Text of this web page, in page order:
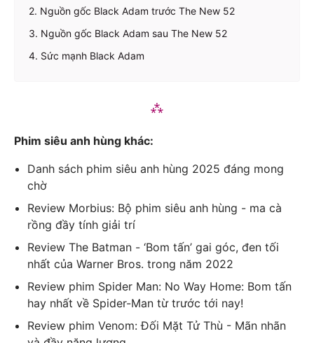
2. Nguồn gốc Black Adam trước The New 52
3. Nguồn gốc Black Adam sau The New 52
4. Sức mạnh Black Adam
Phim siêu anh hùng khác:
Danh sách phim siêu anh hùng 2025 đáng mong
chờ
Review Morbius: Bộ phim siêu anh hùng - ma cà
rồng đầy tính giải trí
Review The Batman - ‘Bom tấn’ gai góc, đen tối
nhất của Warner Bros. trong năm 2022
Review phim Spider Man: No Way Home: Bom tấn
hay nhất về Spider-Man từ trước tới nay!
Review phim Venom: Đối Mặt Tử Thù - Mãn nhãn